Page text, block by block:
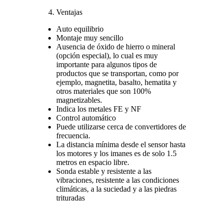
Ventajas
Auto equilibrio
Montaje muy sencillo
Ausencia de óxido de hierro o mineral
(opción especial), lo cual es muy
importante para algunos tipos de
productos que se transportan, como por
ejemplo, magnetita, basalto, hematita y
otros materiales que son 100%
magnetizables.
Indica los metales FE y NF
Control automático
Puede utilizarse cerca de convertidores de
frecuencia.
La distancia mínima desde el sensor hasta
los motores y los imanes es de solo 1.5
metros en espacio libre.
Sonda estable y resistente a las
vibraciones, resistente a las condiciones
climáticas, a la suciedad y a las piedras
trituradas